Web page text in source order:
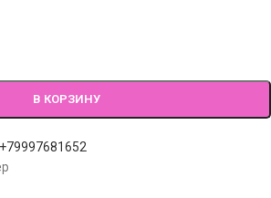
В КОРЗИНУ
+79997681652